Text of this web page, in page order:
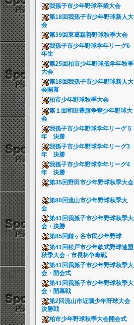
我孫子市少年野球卒業大会
第18回我孫子市少年野球新人大
会
第39回東葛親善野球秋季大会
我孫子市少年野球学年リーグ6
年生
第25回柏市少年野球低学年秋季
大会
第18回我孫子市少年野球新人大
会開幕
柏市少年野球秋季大会
第１回和田豊旗争奪少年野球大
会
我孫子市少年野球学年リーグ５
年 決勝
我孫子市少年野球学年リーグ3
年 決勝
我孫子市少年野球学年リーグ4
年 決勝
第35回野田市少年野球秋季大会
第80回流山市少年野球秋季大
会
第41回我孫子市少年野球秋季大
会・決勝
第85回鎌ヶ谷市民少年野球
第41回松戸市少年軟式野球連盟
秋季大会・市長杯争奪戦
第41回我孫子市少年野球秋季大
会・開会式
第41回我孫子市少年野球秋季大
会・開幕戦
第2回流山市近隣少年野球大会
決勝戦
柏市少年野球秋季大会開会式